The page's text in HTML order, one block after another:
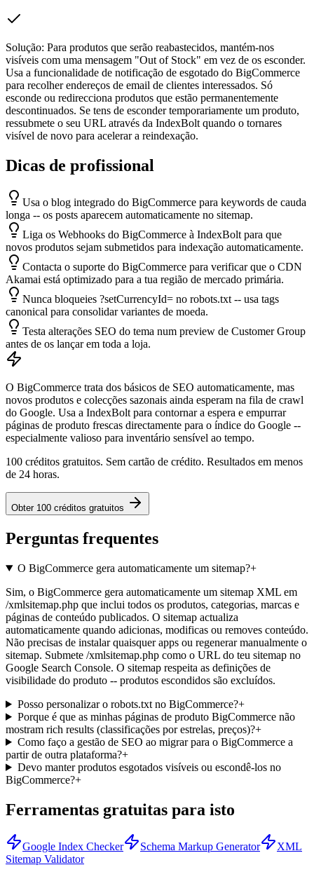
Solução: Para produtos que serão reabastecidos, mantém-nos
visíveis com uma mensagem "Out of Stock" em vez de os esconder.
Usa a funcionalidade de notificação de esgotado do BigCommerce
para recolher endereços de email de clientes interessados. Só
esconde ou redirecciona produtos que estão permanentemente
descontinuados. Se tens de esconder temporariamente um produto,
ressubmete o seu URL através da IndexBolt quando o tornares
visível de novo para acelerar a reindexação.
Dicas de profissional
Usa o blog integrado do BigCommerce para keywords de cauda
longa -- os posts aparecem automaticamente no sitemap.
Liga os Webhooks do BigCommerce à IndexBolt para que
novos produtos sejam submetidos para indexação automaticamente.
Contacta o suporte do BigCommerce para verificar que o CDN
Akamai está optimizado para a tua região de mercado primária.
Nunca bloqueies ?setCurrencyId= no robots.txt -- usa tags
canonical para consolidar variantes de moeda.
Testa alterações SEO do tema num preview de Customer Group
antes de os lançar em toda a loja.
O BigCommerce trata dos básicos de SEO automaticamente, mas
novos produtos e colecções sazonais ainda esperam na fila de crawl
do Google. Usa a IndexBolt para contornar a espera e empurrar
páginas de produto frescas directamente para o índice do Google --
especialmente valioso para inventário sensível ao tempo.
100 créditos gratuitos. Sem cartão de crédito. Resultados em menos
de 24 horas.
Obter 100 créditos gratuitos
Perguntas frequentes
O BigCommerce gera automaticamente um sitemap?+
Sim, o BigCommerce gera automaticamente um sitemap XML em
/xmlsitemap.php que inclui todos os produtos, categorias, marcas e
páginas de conteúdo publicados. O sitemap actualiza
automaticamente quando adicionas, modificas ou removes conteúdo.
Não precisas de instalar quaisquer apps ou regenerar manualmente o
sitemap. Submete /xmlsitemap.php como o URL do teu sitemap no
Google Search Console. O sitemap respeita as definições de
visibilidade do produto -- produtos escondidos são excluídos.
Posso personalizar o robots.txt no BigCommerce?+
Porque é que as minhas páginas de produto BigCommerce não
mostram rich results (classificações por estrelas, preços)?+
Como faço a gestão de SEO ao migrar para o BigCommerce a
partir de outra plataforma?+
Devo manter produtos esgotados visíveis ou escondê-los no
BigCommerce?+
Ferramentas gratuitas para isto
Google Index Checker Schema Markup Generator
XML
Sitemap Validator